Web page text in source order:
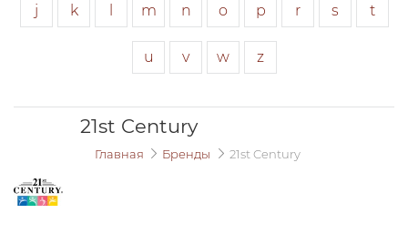
j k m n o p r s t
u v w z
21st Century
Главная Бренды 21st Century